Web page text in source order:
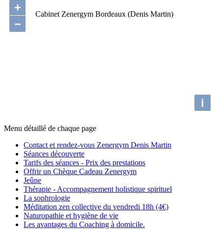
Cabinet Zenergym Bordeaux (Denis Martin)
+
−
i
Menu détaillé de chaque page
Contact et rendez-vous Zenergym Denis Martin
Séances découverte
Tarifs des séances - Prix des prestations
Offrir un Chèque Cadeau Zenergym
Jeûne
Thérapie - Accompagnement holistique spirituel
La sophrologie
Méditation zen collective du vendredi 18h (4€)
Naturopathie et hygiène de vie
Les avantages du Coaching à domicile.